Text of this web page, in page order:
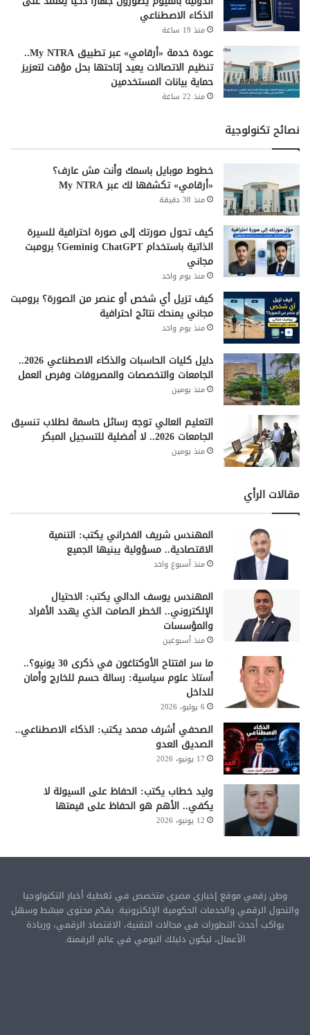
الذكاء الاصطناعي
منذ 19 ساعة
عودة خدمة «أرقامي» عبر تطبيق My NTRA..
تنظيم الاتصالات يعيد إتاحتها بحل مؤقت لتعزيز
حماية بيانات المستخدمين
منذ 22 ساعة
نصائح تكنولوجية
خطوط موبايل باسمك وأنت مش عارف؟
«أرقامي» تكشفها لك عبر My NTRA
منذ 38 دقيقة
كيف تحول صورتك إلى صورة احترافية للسيرة
الذاتية باستخدام ChatGPT وGemini؟ برومبت
مجاني
منذ يوم واحد
كيف تزيل أي شخص أو عنصر من الصورة؟ برومبت
مجاني يمنحك نتائج احترافية
منذ يوم واحد
دليل كليات الحاسبات والذكاء الاصطناعي 2026..
الجامعات والتخصصات والمصروفات وفرص العمل
منذ يومين
التعليم العالي توجه رسائل حاسمة لطلاب تنسيق
الجامعات 2026.. لا أفضلية للتسجيل المبكر
منذ يومين
مقالات الرأي
المهندس شريف الفخراني يكتب: التنمية
الاقتصادية.. مسؤولية يبنيها الجميع
منذ أسبوع واحد
المهندس يوسف الدالي يكتب: الاحتيال
الإلكتروني.. الخطر الصامت الذي يهدد الأفراد
والمؤسسات
منذ أسبوعين
ما سر افتتاح الأوكتاغون في ذكرى 30 يونيو؟..
أستاذ علوم سياسية: رسالة حسم للخارج وأمان
للداخل
6 يوليو، 2026
الصحفي أشرف محمد يكتب: الذكاء الاصطناعي..
الصديق العدو
17 يونيو، 2026
وليد خطاب يكتب: الحفاظ على السيولة لا
يكفي.. الأهم هو الحفاظ على قيمتها
12 يونيو، 2026
وطن رقمي موقع إخباري مصري متخصص في تغطية أخبار التكنولوجيا
والتحول الرقمي والخدمات الحكومية الإلكترونية. يقدّم محتوى مبسّط وسهل
يواكب أحدث التطورات في مجالات التقنية، الاقتصاد الرقمي، وريادة
الأعمال، ليكون دليلك اليومي في عالم الرقمنة.